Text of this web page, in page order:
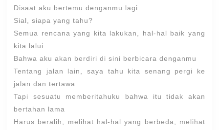
Disaat aku bertemu denganmu lagi
Sial, siapa yang tahu?
Semua rencana yang kita lakukan, hal-hal baik yang
kita lalui
Bahwa aku akan berdiri di sini berbicara denganmu
Tentang jalan lain, saya tahu kita senang pergi ke
jalan dan tertawa
Tapi sesuatu memberitahuku bahwa itu tidak akan
bertahan lama
Harus beralih, melihat hal-hal yang berbeda, melihat